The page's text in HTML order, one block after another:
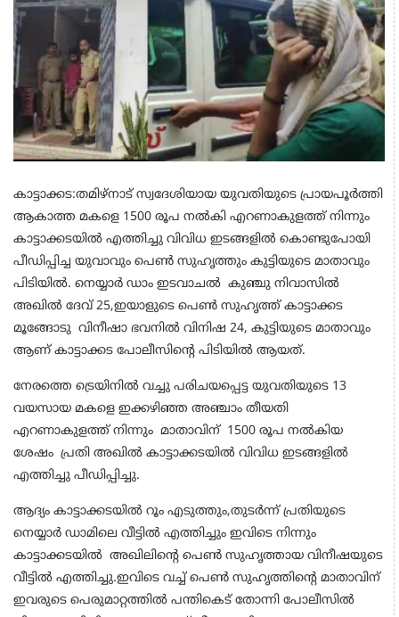
കാട്ടാക്കട:തമിഴ്നാട് സ്വദേശിയായ യുവതിയുടെ പ്രായപൂർത്തി
ആകാത്ത മകളെ 1500 രൂപ നൽകി എറണാകുളത്ത് നിന്നും
കാട്ടാക്കടയിൽ എത്തിച്ചു വിവിധ ഇടങ്ങളിൽ കൊണ്ടുപോയി
പീഡിപ്പിച്ച യുവാവും പെൺ സുഹൃത്തും കുട്ടിയുടെ മാതാവും
പിടിയിൽ. നെയ്യാർ ഡാം ഇടവാചൽ കുഞ്ചു നിവാസിൽ
അഖിൽ ദേവ് 25,ഇയാളുടെ പെൺ സുഹൃത്ത് കാട്ടാക്കട
മൂങ്ങോടു വിനീഷാ ഭവനിൽ വിനിഷ 24, കുട്ടിയുടെ മാതാവും
ആണ് കാട്ടാക്കട പോലീസിൻ്റെ പിടിയിൽ ആയത്.
നേരത്തെ ട്രെയിനിൽ വച്ചു പരിചയപ്പെട്ട യുവതിയുടെ 13
വയസായ മകളെ ഇക്കഴിഞ്ഞ അഞ്ചാം തീയതി
എറണാകുളത്ത് നിന്നും മാതാവിന് 1500 രൂപ നൽകിയ
ശേഷം പ്രതി അഖിൽ കാട്ടാക്കടയിൽ വിവിധ ഇടങ്ങളിൽ
എത്തിച്ചു പീഡിപ്പിച്ചു.
ആദ്യം കാട്ടാക്കടയിൽ റൂം എടുത്തും,തുടർന്ന് പ്രതിയുടെ
നെയ്യാർ ഡാമിലെ വീട്ടിൽ എത്തിച്ചും ഇവിടെ നിന്നും
കാട്ടാക്കടയിൽ അഖിലിൻ്റെ പെൺ സുഹൃത്തായ വിനീഷയുടെ
വീട്ടിൽ എത്തിച്ചു.ഇവിടെ വച്ച് പെൺ സുഹൃത്തിൻ്റെ മാതാവിന്
ഇവരുടെ പെരുമാറ്റത്തിൽ പന്തികെട് തോന്നി പോലീസിൽ